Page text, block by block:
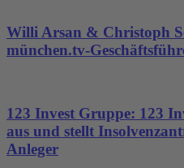
Willi Arsan & Christoph
münchen.tv-
123 Invest Gruppe: 123
aus und stellt
Anleger